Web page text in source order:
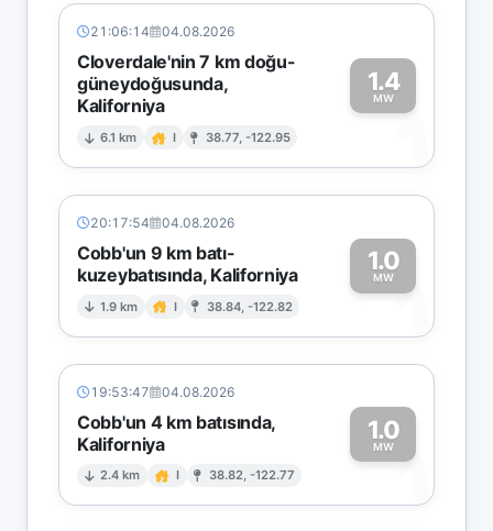
21:06:14 04.08.2026
Cloverdale'nin 7 km doğu-
güneydoğusunda,
Kaliforniya
6.1 km I 38.77, -122.95
1.4
MW
1
20:17:54 04.08.2026
Cobb'un 9 km batı-
kuzeybatısında, Kaliforniya
1.9 km I 38.84, -122.82
1.0
MW1
19:53:47 04.08.2026
Cobb'un 4 km batısında,
Kaliforniya
2.4 km I 38.82, -122.77
1.0
MW1